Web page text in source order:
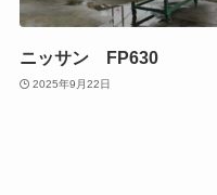
ニッサン FP630
2025年9月22日